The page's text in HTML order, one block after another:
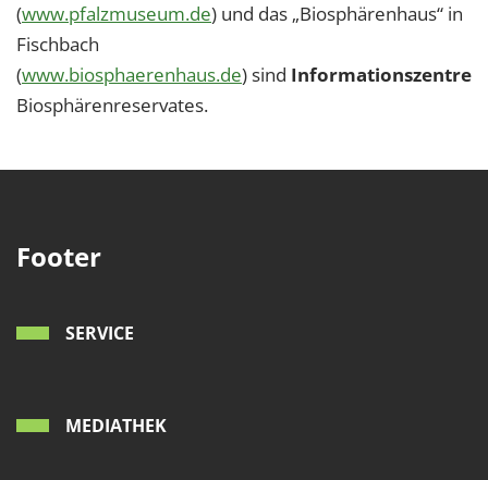
(www.pfalzmuseum.de) und das „Biosphärenhaus“ in
Fischbach
(www.biosphaerenhaus.de) sind Informationszentren
Biosphärenreservates.
Footer
SERVICE
MEDIATHEK